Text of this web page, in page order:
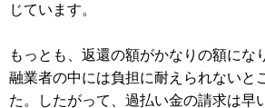
じています。
もっとも、返還の額がかなりの額にな
融業者の中には負担に耐えられないと
た。したがって、過払い金の請求は早